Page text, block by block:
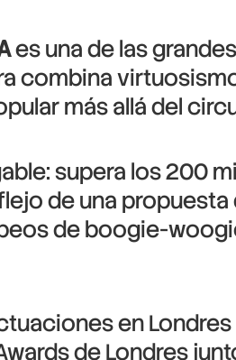
es una de las
combina
más allá del
supera los 200
de una
de boogie-
en
de Londres